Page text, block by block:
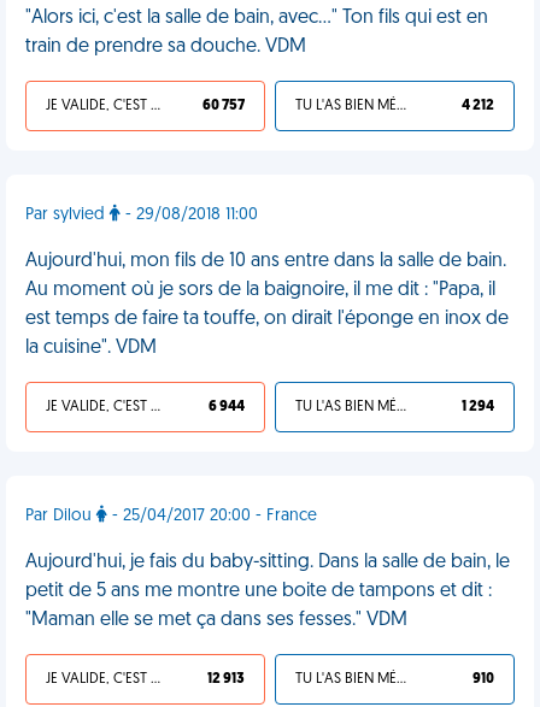
"Alors ici, c'est la salle de bain, avec…" Ton fils qui est en
train de prendre sa douche. VDM
JE VALIDE, C'EST UNE VDM 60 757 TU L'AS BIEN MÉRITÉ 4 212
Par sylvied - 29/08/2018 11:00
Aujourd'hui, mon fils de 10 ans entre dans la salle de bain.
Au moment où je sors de la baignoire, il me dit : "Papa, il
est temps de faire ta touffe, on dirait l'éponge en inox de
la cuisine". VDM
JE VALIDE, C'EST UNE VDM 6 944 TU L'AS BIEN MÉRITÉ 1 294
Par Dilou - 25/04/2017 20:00 - France
Aujourd'hui, je fais du baby-sitting. Dans la salle de bain, le
petit de 5 ans me montre une boite de tampons et dit :
"Maman elle se met ça dans ses fesses." VDM
JE VALIDE, C'EST UNE VDM 12 913 TU L'AS BIEN MÉRITÉ 910